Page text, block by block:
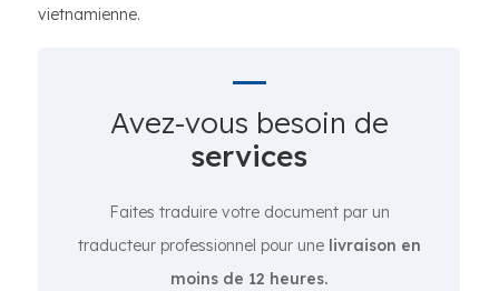
vietnamienne.
Avez-vous besoin de
services
Faites traduire votre document par un
traducteur professionnel pour une livraison en
moins de 12 heures.